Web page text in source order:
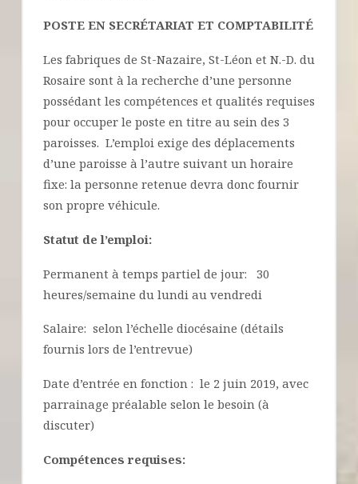
POSTE EN SECRÉTARIAT ET COMPTABILITÉ
Les fabriques de St-Nazaire, St-Léon et N.-D. du
Rosaire sont à la recherche d’une personne
possédant les compétences et qualités requises
pour occuper le poste en titre au sein des 3
paroisses. L’emploi exige des déplacements
d’une paroisse à l’autre suivant un horaire
fixe: la personne retenue devra donc fournir
son propre véhicule.
Statut de l’emploi:
Permanent à temps partiel de jour: 30
heures/semaine du lundi au vendredi
Salaire: selon l’échelle diocésaine (détails
fournis lors de l’entrevue)
Date d’entrée en fonction : le 2 juin 2019, avec
parrainage préalable selon le besoin (à
discuter)
Compétences requises: